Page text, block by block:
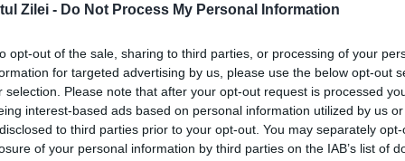
Zilei - Do Not Process My Personal Information
opt-out of the sale, sharing to third parties, or processing of your
for targeted advertising by us, please use the below opt-out
selection. Please note that after your opt-out request is processed
interest-based ads based on personal information utilized by us
to third parties prior to your opt-out. You may separately
of your personal information by third parties on the IAB’s list of
alGuvernului. Cea mai mare parte din
calamităților naturale.
afectat de arșiță